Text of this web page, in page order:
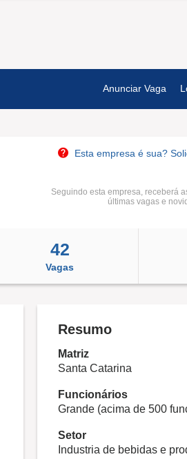
Anunciar Vaga
Esta empresa é sua?
Seguindo esta empresa, receberá
últimas vagas e
42
Vagas
Resumo
Matriz
Santa Catarina
Funcionários
Grande (acima de 500
Setor
Industria de bebidas e